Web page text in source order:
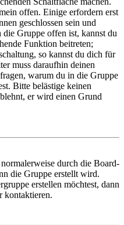
offen. Einige erfordern erst
geschlossen sein und
die Gruppe offen ist, kannst du
Funktion beitreten;
so kannst du dich für
muss daraufhin deinen
warum du in die Gruppe
Bitte belästige keinen
er wird einen Grund
durch die Board-
die Gruppe erstellt wird.
erstellen möchtest, dann
kontaktieren.